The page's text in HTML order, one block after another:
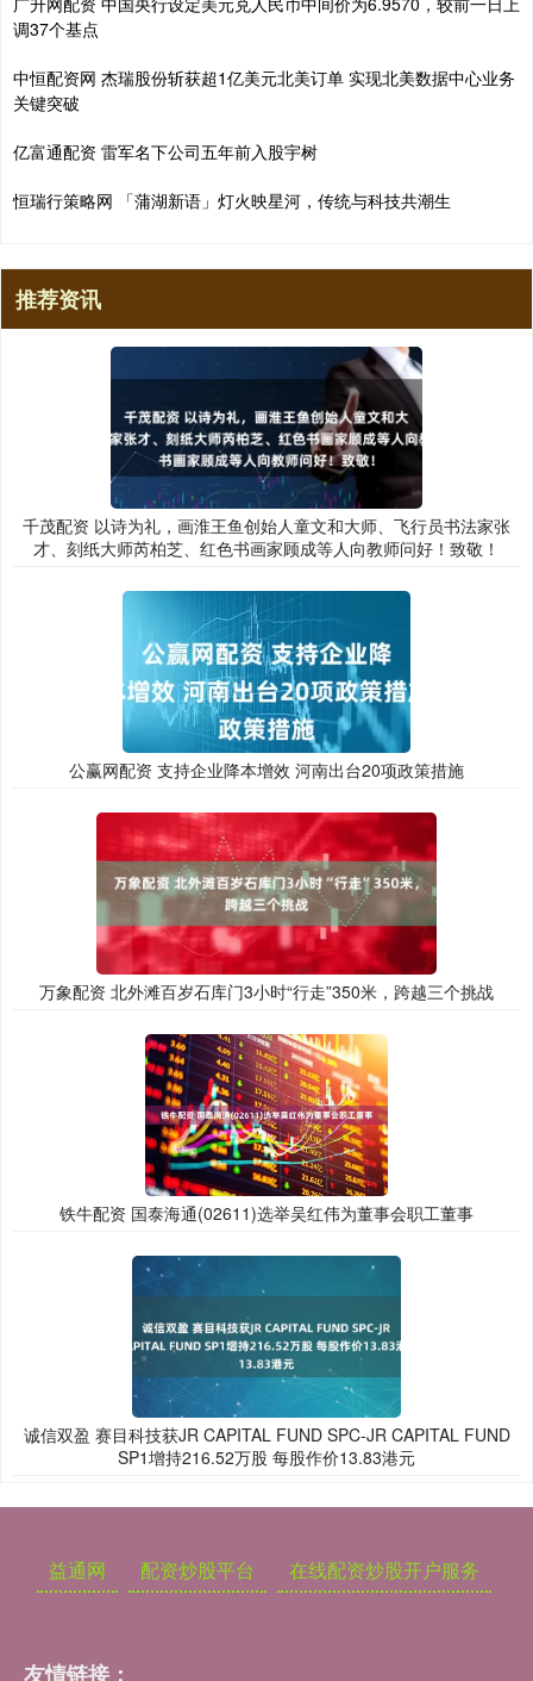
调37个基点
中恒配资网 杰瑞股份斩获超1亿美元北美订单 实现北美数据中心业务
关键突破
亿富通配资 雷军名下公司五年前入股宇树
恒瑞行策略网 「蒲湖新语」灯火映星河，传统与科技共潮生
推荐资讯
千茂配资 以诗为礼，画淮王鱼创始人童文和大师、飞行员书法家张
才、刻纸大师芮柏芝、红色书画家顾成等人向教师问好！致敬！
公赢网配资 支持企业降本增效 河南出台20项政策措施
万象配资 北外滩百岁石库门3小时“行走”350米，跨越三个挑战
铁牛配资 国泰海通(02611)选举吴红伟为董事会职工董事
诚信双盈 赛目科技获JR CAPITAL FUND SPC-JR CAPITAL FUND
SP1增持216.52万股 每股作价13.83港元
益通网 配资炒股平台 在线配资炒股开户服务
友情链接：